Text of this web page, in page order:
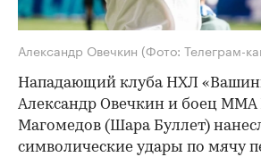
Александр Овечкин (Фото: Телеграм-
Нападающий клуба НХЛ
Александр Овечкин и боец
Магомедов (Шара Буллет)
символические удары по мячу